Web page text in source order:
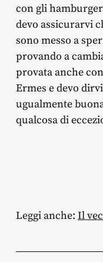
con gli
devo assicurarvi
sono messo a
provando a
provata anche
Ermes e devo
ugualmente
qualcosa di
Leggi anche: Il